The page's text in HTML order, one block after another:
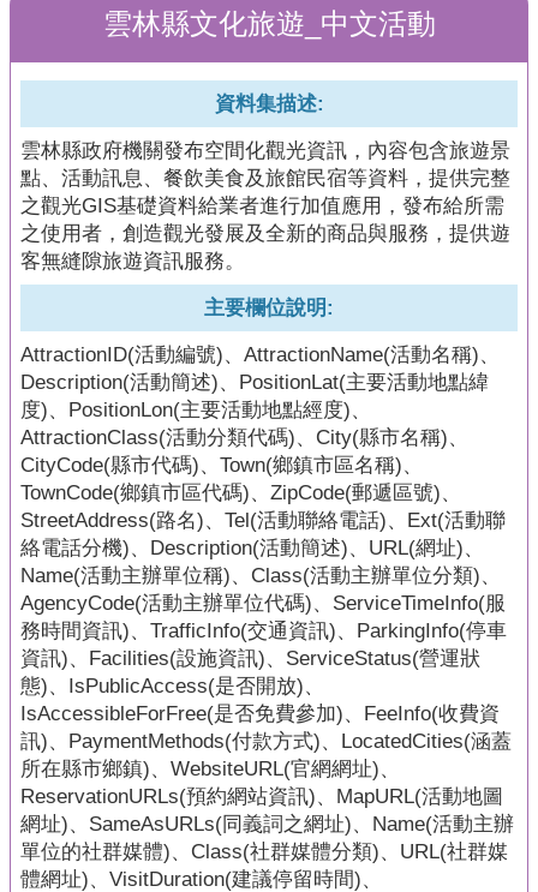
育
訓
課
程
簡
報
加
型
API
回
首
頁
網
站
導
覽
雲林縣文化旅遊_中文活動
資料集描述:
雲林縣政府機關發布空間化觀光資訊，內容包含旅遊景
點、活動訊息、餐飲美食及旅館民宿等資料，提供完整
之觀光GIS基礎資料給業者進行加值應用，發布給所需
之使用者，創造觀光發展及全新的商品與服務，提供遊
客無縫隙旅遊資訊服務。
主要欄位說明:
AttractionID(活動編號)、AttractionName(活動名稱)、
Description(活動簡述)、PositionLat(主要活動地點緯
度)、PositionLon(主要活動地點經度)、
AttractionClass(活動分類代碼)、City(縣市名稱)、
CityCode(縣市代碼)、Town(鄉鎮市區名稱)、
TownCode(鄉鎮市區代碼)、ZipCode(郵遞區號)、
StreetAddress(路名)、Tel(活動聯絡電話)、Ext(活動聯
絡電話分機)、Description(活動簡述)、URL(網址)、
Name(活動主辦單位稱)、Class(活動主辦單位分類)、
AgencyCode(活動主辦單位代碼)、ServiceTimeInfo(服
務時間資訊)、TrafficInfo(交通資訊)、ParkingInfo(停車
資訊)、Facilities(設施資訊)、ServiceStatus(營運狀
態)、IsPublicAccess(是否開放)、
IsAccessibleForFree(是否免費參加)、FeeInfo(收費資
訊)、PaymentMethods(付款方式)、LocatedCities(涵蓋
所在縣市鄉鎮)、WebsiteURL(官網網址)、
ReservationURLs(預約網站資訊)、MapURL(活動地圖
網址)、SameAsURLs(同義詞之網址)、Name(活動主辦
單位的社群媒體)、Class(社群媒體分類)、URL(社群媒
體網址)、VisitDuration(建議停留時間)、